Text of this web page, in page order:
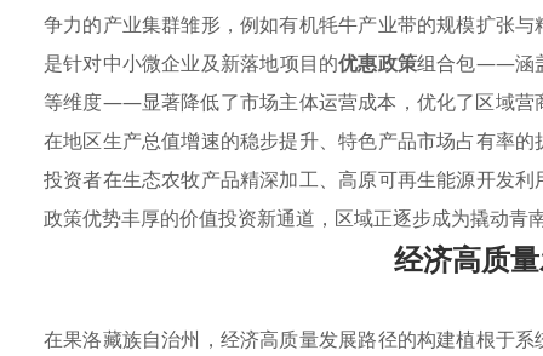
争力的产业集群雏形，例如有机牦牛产业带的规模扩张
是针对中小微企业及新落地项目的优惠政策组合包——涵
等维度——显著降低了市场主体运营成本，优化了区域营
在地区生产总值增速的稳步提升、特色产品市场占有率
投资者在生态农牧产品精深加工、高原可再生能源开发
政策优势丰厚的价值投资新通道，区域正逐步成为撬动青
经济高质
在果洛藏族自治州，经济高质量发展路径的构建植根于系